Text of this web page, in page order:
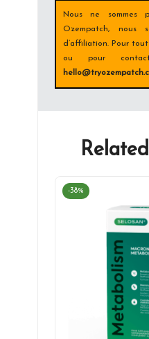
Nous ne
Ozempatch, nous
d’affiliation. Pour
ou pour
-38%